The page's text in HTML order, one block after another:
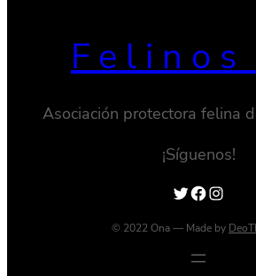
Felinos
Asociación protectora felina
¡Síguenos!
Twitter Facebook Instagram
© 2022 Ona — Made by